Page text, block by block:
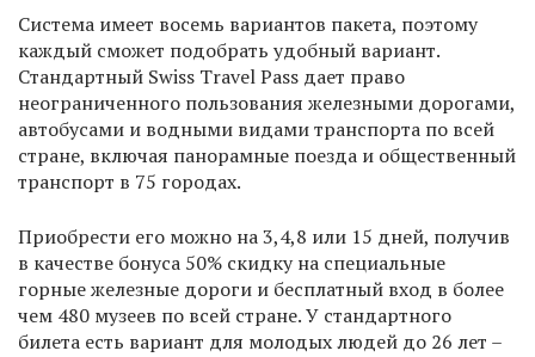
Система имеет восемь вариантов пакета, поэтому
каждый сможет подобрать удобный вариант.
Стандартный Swiss Travel Pass дает право
неограниченного пользования железными дорогами,
автобусами и водными видами транспорта по всей
стране, включая панорамные поезда и общественный
транспорт в 75 городах.
Приобрести его можно на 3,4,8 или 15 дней, получив
в качестве бонуса 50% скидку на специальные
горные железные дороги и бесплатный вход в более
чем 480 музеев по всей стране. У стандартного
билета есть вариант для молодых людей до 26 лет –